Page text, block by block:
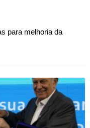
para melhoria da